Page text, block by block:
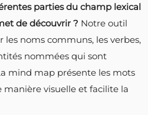
parties du champ lexical
de découvrir ? Notre outil
noms communs, les verbes,
nommées qui sont
mind map présente les mots
visuelle et facilite la